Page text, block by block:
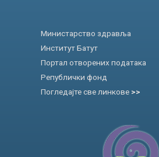
Министарство здравља
Институт Батут
Портал отворених података
Републички фонд
Погледајте све линкове >>